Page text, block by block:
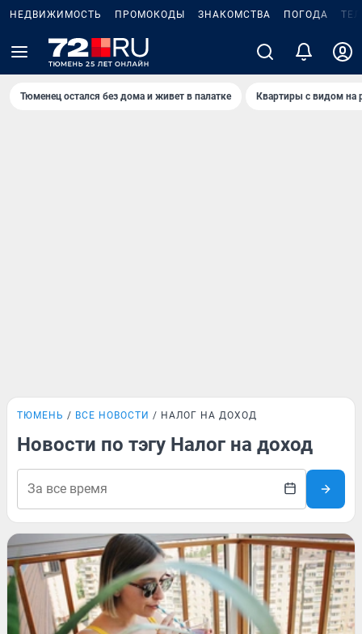
НЕДВИЖИМОСТЬ ПРОМОКОДЫ ЗНАКОМСТВА ПОГОДА
Тюменец остался без дома и живет в палатке Квартиры с видом на
ТЮМЕНЬ ВСЕ НОВОСТИ НАЛОГ НА ДОХОД
Новости по тэгу Налог на доход